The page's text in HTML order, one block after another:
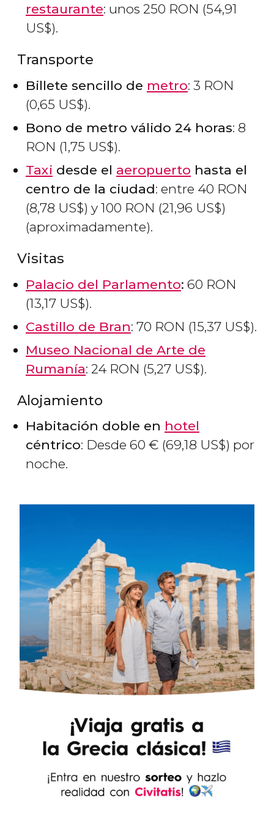
restaurante: unos 250 RON (54,91
US$).
Transporte
Billete sencillo de metro: 3 RON
(0,65 US$).
Bono de metro válido 24 horas: 8
RON (1,75 US$).
Taxi desde el aeropuerto hasta el
centro de la ciudad: entre 40 RON
(8,78 US$) y 100 RON (21,96 US$)
(aproximadamente).
Visitas
Palacio del Parlamento: 60 RON
(13,17 US$).
Castillo de Bran: 70 RON (15,37 US$).
Museo Nacional de Arte de
Rumanía: 24 RON (5,27 US$).
Alojamiento
Habitación doble en hotel
céntrico: Desde 60 € (69,18 US$) por
noche.